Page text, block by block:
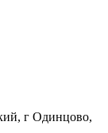
г Одинцово,